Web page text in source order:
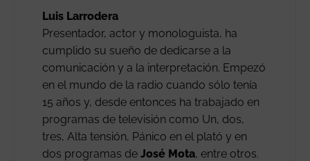
Luis Larrodera
Presentador, actor y monologuista, ha
cumplido su sueño de dedicarse a la
comunicación y a la interpretación. Empezó
en el mundo de la radio cuando sólo tenía
15 años y, desde entonces ha trabajado en
programas de televisión como Un, dos,
tres, Alta tensión, Pánico en el plató y en
dos programas de José Mota, entre otros.